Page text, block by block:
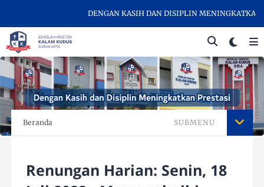
DENGAN KASIH DAN DISIPLIN MENINGKATKAN
Beranda SUBMENU
Renungan Harian: Senin, 18